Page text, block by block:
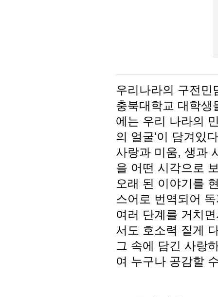
우리나라의 구전민
충북대학교 대학생
에는 우리 나라의
의 얼굴'이 담겨있
사랑과 미움, 생과
을 어떤 시각으로
오래 된 이야기를
스어로 번역되어
여러 단계를 거치
서도 호소력 짙게
그 속에 담긴 사랑
여 누구나 공감할